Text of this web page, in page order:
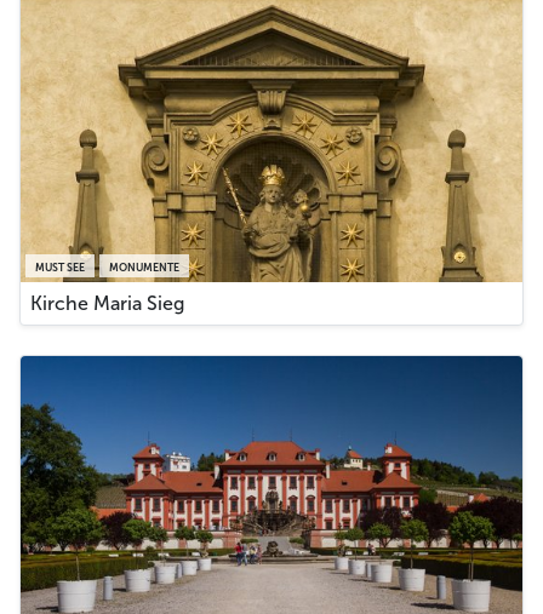
MUST SEE MONUMENTE
Kirche Maria Sieg